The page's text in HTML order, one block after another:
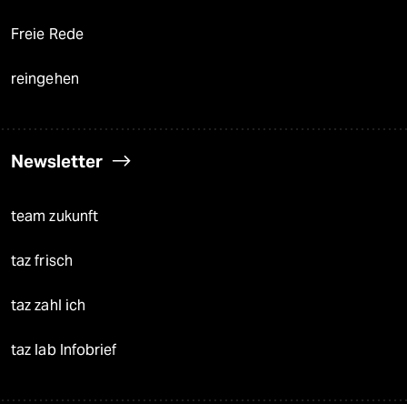
Freie Rede
reingehen
Newsletter
team zukunft
taz frisch
taz zahl ich
taz lab Infobrief